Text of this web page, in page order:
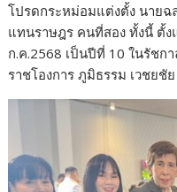
โปรดกระหม่อมแต่งตั้ง นายฉ
แทนราษฎร คนที่สอง ทั้งนี้ ตั้
ก.ค.2568 เป็นปีที่ 10 ในรัชก
ราชโองการ ภูมิธรรม เวชยชั